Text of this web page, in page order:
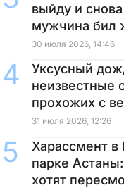
выйду и
мужчина бил
30 июля 2026, 14:46
Уксусный
неизвестные
прохожих с
31 июля 2026, 12:26
Харассмент в
парке
хотят